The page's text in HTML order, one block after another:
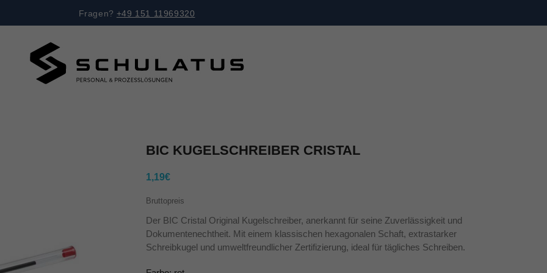
Fragen? +49 151 11969320
BIC KUGELSCHREIBER CRISTAL
1,19€
Bruttopreis
Der BIC Cristal Original Kugelschreiber, anerkannt für seine Zuverlässigkeit und
Dokumentenechtheit. Mit einem klassischen hexagonalen Schaft, extrastarker
Schreibkugel und umweltfreundlicher Zertifizierung, ideal für tägliches Schreiben.